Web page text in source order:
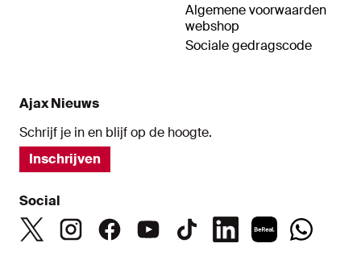
Algemene voorwaarden
webshop
Sociale gedragscode
Ajax Nieuws
Schrijf je in en blijf op de hoogte.
Inschrijven
Social